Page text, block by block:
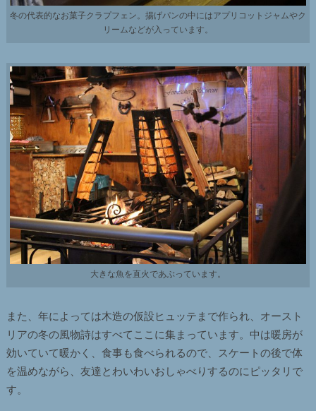
冬の代表的なお菓子クラプフェン。揚げパンの中にはアプリコットジャムやク
リームなどが入っています。
大きな魚を直火であぶっています。
また、年によっては木造の仮設ヒュッテまで作られ、オースト
リアの冬の風物詩はすべてここに集まっています。中は暖房が
効いていて暖かく、食事も食べられるので、スケートの後で体
を温めながら、友達とわいわいおしゃべりするのにピッタリで
す。